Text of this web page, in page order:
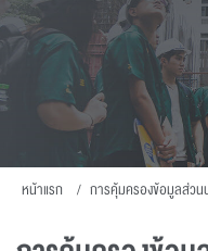
หน้าแรก การคุ้มครองข้อมูลส่ว